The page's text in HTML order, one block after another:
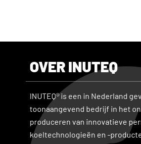
OVER INUTEQ
INUTEQ® is een in Nederland
toonaangevend bedrijf in het
produceren van innovatieve
koeltechnologieën en -